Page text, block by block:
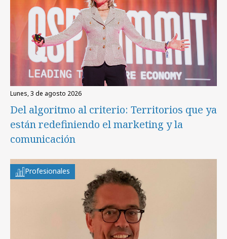
lunes, 3 de agosto 2026
Del algoritmo al criterio: Territorios que ya
están redefiniendo el marketing y la
comunicación
Profesionales